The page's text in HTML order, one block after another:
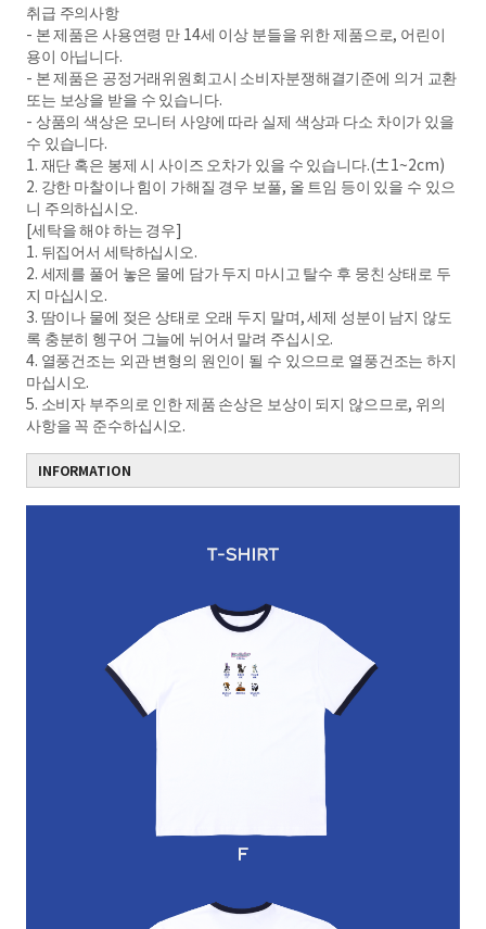
취급 주의사항
- 본 제품은 사용연령 만 14세 이상 분들을 위한 제품으로, 어린이
용이 아닙니다.
- 본 제품은 공정거래위원회고시 소비자분쟁해결기준에 의거 교환
또는 보상을 받을 수 있습니다.
- 상품의 색상은 모니터 사양에 따라 실제 색상과 다소 차이가 있을
수 있습니다.
1. 재단 혹은 봉제 시 사이즈 오차가 있을 수 있습니다.(±1~2cm)
2. 강한 마찰이나 힘이 가해질 경우 보풀, 올 트임 등이 있을 수 있으
니 주의하십시오.
[세탁을 해야 하는 경우]
1. 뒤집어서 세탁하십시오.
2. 세제를 풀어 놓은 물에 담가 두지 마시고 탈수 후 뭉친 상태로 두
지 마십시오.
3. 땀이나 물에 젖은 상태로 오래 두지 말며, 세제 성분이 남지 않도
록 충분히 헹구어 그늘에 뉘어서 말려 주십시오.
4. 열풍건조는 외관 변형의 원인이 될 수 있으므로 열풍건조는 하지
마십시오.
5. 소비자 부주의로 인한 제품 손상은 보상이 되지 않으므로, 위의
사항을 꼭 준수하십시오.
INFORMATION